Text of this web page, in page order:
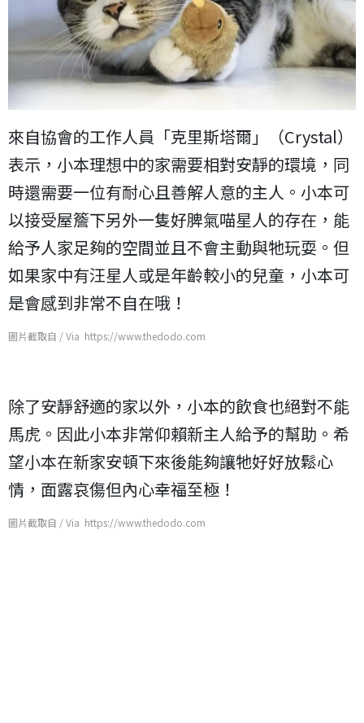
來自協會的工作人員「克里斯塔爾」（Crystal）
表示，小本理想中的家需要相對安靜的環境，同
時還需要一位有耐心且善解人意的主人。小本可
以接受屋簷下另外一隻好脾氣喵星人的存在，能
給予人家足夠的空間並且不會主動與牠玩耍。但
如果家中有汪星人或是年齡較小的兒童，小本可
是會感到非常不自在哦！
圖片截取自 / Via https://www.thedodo.com
除了安靜舒適的家以外，小本的飲食也絕對不能
馬虎。因此小本非常仰賴新主人給予的幫助。希
望小本在新家安頓下來後能夠讓牠好好放鬆心
情，面露哀傷但內心幸福至極！
圖片截取自 / Via https://www.thedodo.com